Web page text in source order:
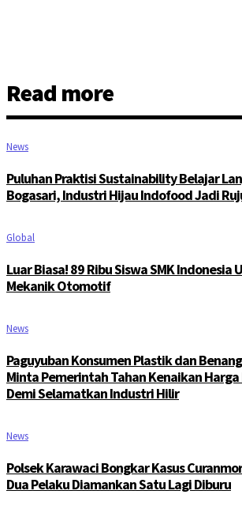
Read more
News
Puluhan Praktisi Sustainability Belajar
Bogasari, Industri Hijau Indofood Jadi
Global
Luar Biasa! 89 Ribu Siswa SMK Indonesia
Mekanik Otomotif
News
Paguyuban Konsumen Plastik dan
Minta Pemerintah Tahan Kenaikan Harga
Demi Selamatkan Industri Hilir
News
Polsek Karawaci Bongkar Kasus
Dua Pelaku Diamankan Satu Lagi Diburu